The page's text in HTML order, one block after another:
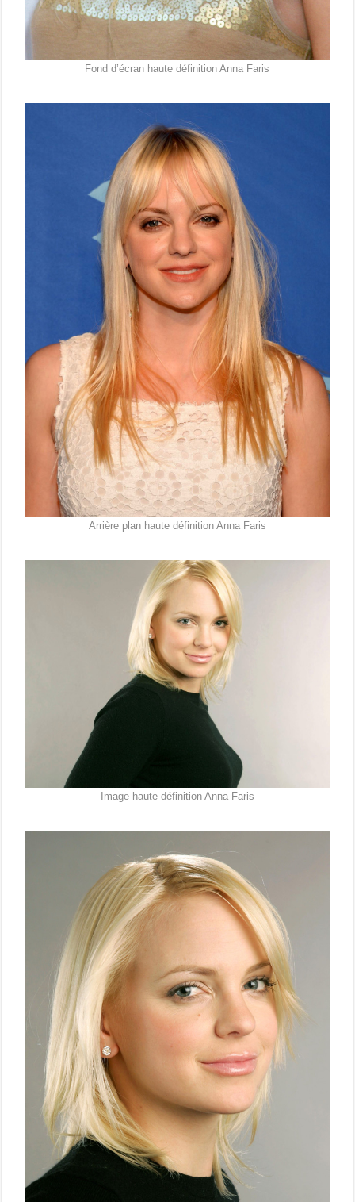
Fond d’écran haute définition Anna Faris
Arrière plan haute définition Anna Faris
Image haute définition Anna Faris